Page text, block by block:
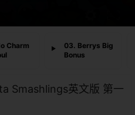
Charm
03. Berrys Big
Bonus
Smashlings英文版 第一